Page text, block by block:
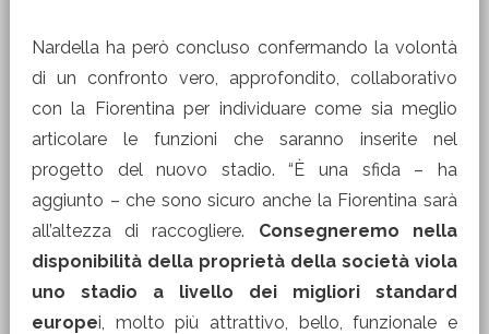
Nardella ha però concluso confermando la volontà
di un confronto vero, approfondito, collaborativo
con la Fiorentina per individuare come sia meglio
articolare le funzioni che saranno inserite nel
progetto del nuovo stadio. “È una sfida – ha
aggiunto – che sono sicuro anche la Fiorentina sarà
all’altezza di raccogliere. Consegneremo nella
disponibilità della proprietà della società viola
uno stadio a livello dei migliori standard
europei, molto più attrattivo, bello, funzionale e